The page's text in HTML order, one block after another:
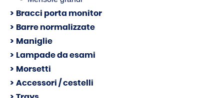
Bracci porta monitor
Barre normalizzate
Maniglie
Lampade da esami
Morsetti
Accessori / cestelli